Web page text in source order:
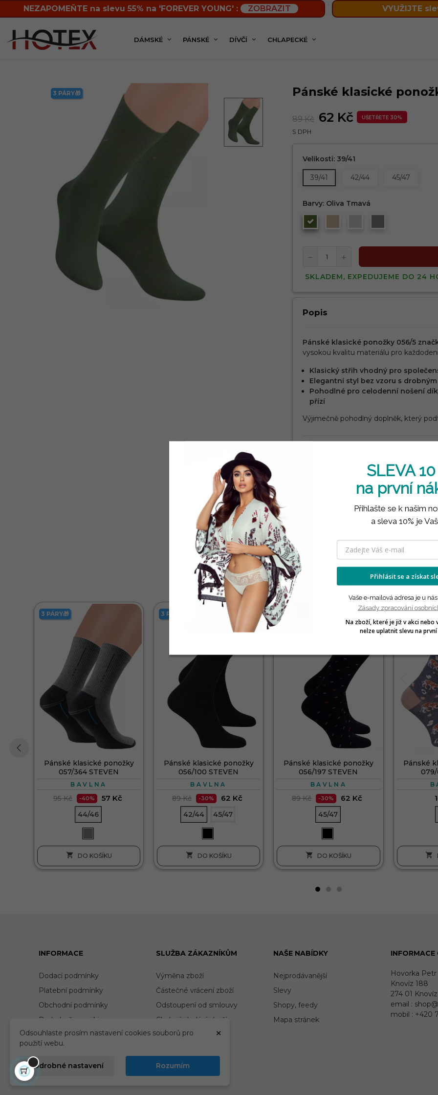
NEZAPOMEŇTE na slevu 55% na 'FOREVER YOUNG' : ZOBRAZIT VYUŽIJTE
DÁMSKÉ PÁNSKÉ DÍVČÍ CHLAPECKÉ
Pánská kolekce
3 PÁRY🎁 Pánské klasické
89 Kč 62 Kč UŠETŘETE 30%
S DPH
Velikosti: 39/41
39/41 42/44 45/47
Barvy: Oliva Tmavá
SKLADEM, EXPEDUJEME DO 24
Popis
Pánské klasické ponožky 056/5
vysokou kvalitu materiálu pro
Klasický střih vhodný pro
Elegantní styl bez vzoru s
Pohodlné pro celodenní nošení
přízí
Výjimečně pohodlný doplněk, který
Kdy dostanu zboží?
PRODUKTY VE STEJNÉ KATEGORII
( 12 náhodně vybraných produktů ve stejné kategorii )
3 PÁRY🎁
Pánské klasické ponožky
057/364 STEVEN
BAVLNA
95 Kč -40% 57 Kč
44/46
 DO KOŠÍKU
3 PÁRY🎁
Pánské klasické ponožky
056/100 STEVEN
BAVLNA
89 Kč -30% 62 Kč
42/44 45/47
 DO KOŠÍKU
3 PÁRY🎁
Pánské klasické ponožky
056/197 STEVEN
BAVLNA
89 Kč -30% 62 Kč
45/47
 DO KOŠÍKU
Pánské

INFORMACE
Dodací podmínky
Platební podmínky
Obchodní podmínky
Podrobně o cookies
Nové nastavení cookies
O nás
SLUŽBA ZÁKAZNÍKŮM
Výměna zboží
Částečné vrácení zboží
Odstoupení od smlouvy
Chybné dodání zboží
Poškozené zboží
Napište nám
NAŠE NABÍDKY
Nejprodávanější
Slevy
Shopy, feedy
Mapa stránek
INFORMACE
Hovorka Petr
Knovíz 188
274 01 Knovíz
email :
mobil : +420
×
Odsouhlaste prosím nastavení cookies souborů pro
použití webu.
Podrobné nastavení Rozumím
SLEVA 10
na první
Přihlašte se k našim
a sleva 10% je
Přihlásit se a získat
Vaše e-mailová adresa je u
Zásady zpracování
Na zboží, které je již v akci nebo
nelze uplatnit slevu na první